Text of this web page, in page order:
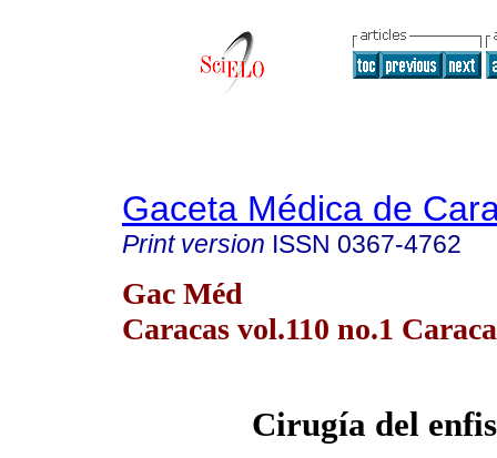
Gaceta Médica de
Print version ISSN 0367-4762
Gac Méd
Caracas vol.110 no.1
Cirugía del